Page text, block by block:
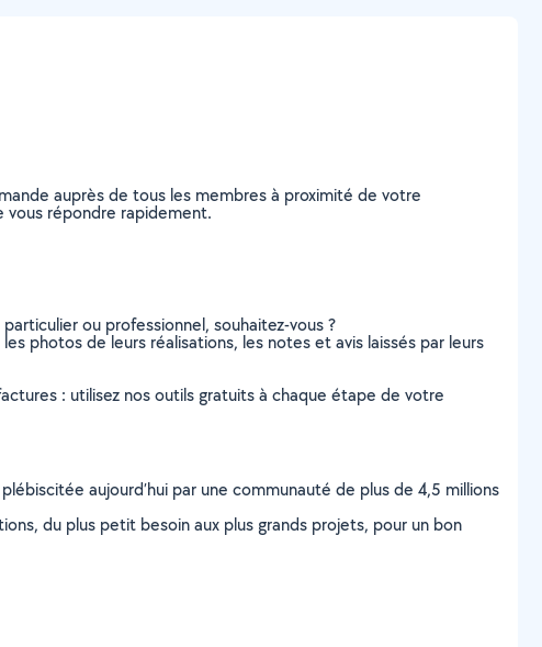
auprès de tous les membres à proximité de votre
vous répondre rapidement.
ou professionnel, souhaitez-vous ?
photos de leurs réalisations, les notes et avis laissés par leurs
: utilisez nos outils gratuits à chaque étape de votre
aujourd’hui par une communauté de plus de 4,5 millions
du plus petit besoin aux plus grands projets, pour un bon